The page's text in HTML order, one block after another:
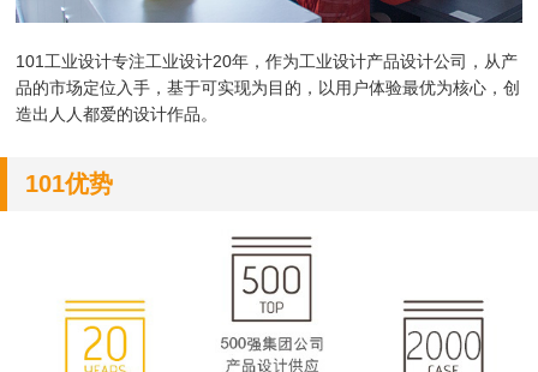
101工业设计专注工业设计20年，作为工业设计产品设计公司， 从产
品的市场定位入手，基于可实现为目的，以用户体验最优为核心，创
造出人人都爱的设计作品。
101优势